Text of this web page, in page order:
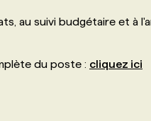
au suivi budgétaire et à
du poste : cliquez ici